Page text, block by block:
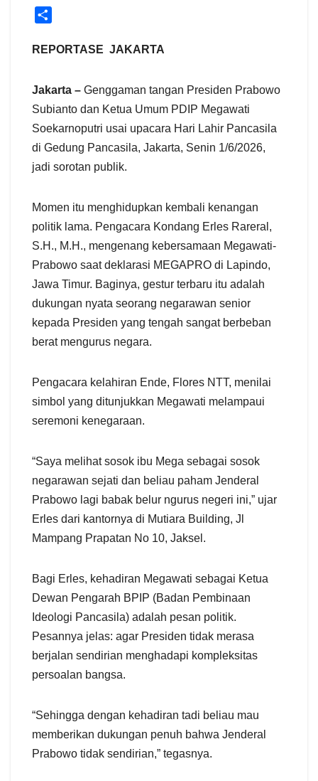
a
REPORTASE JAKARTA
Jakarta – Genggaman tangan Presiden Prabowo
Subianto dan Ketua Umum PDIP Megawati
Soekarnoputri usai upacara Hari Lahir Pancasila
di Gedung Pancasila, Jakarta, Senin 1/6/2026,
jadi sorotan publik.
Momen itu menghidupkan kembali kenangan
politik lama. Pengacara Kondang Erles Rareral,
S.H., M.H., mengenang kebersamaan Megawati-
Prabowo saat deklarasi MEGAPRO di Lapindo,
Jawa Timur. Baginya, gestur terbaru itu adalah
dukungan nyata seorang negarawan senior
kepada Presiden yang tengah sangat berbeban
berat mengurus negara.
Pengacara kelahiran Ende, Flores NTT, menilai
simbol yang ditunjukkan Megawati melampaui
seremoni kenegaraan.
“Saya melihat sosok ibu Mega sebagai sosok
negarawan sejati dan beliau paham Jenderal
Prabowo lagi babak belur ngurus negeri ini,” ujar
Erles dari kantornya di Mutiara Building, Jl
Mampang Prapatan No 10, Jaksel.
Bagi Erles, kehadiran Megawati sebagai Ketua
Dewan Pengarah BPIP (Badan Pembinaan
Ideologi Pancasila) adalah pesan politik.
Pesannya jelas: agar Presiden tidak merasa
berjalan sendirian menghadapi kompleksitas
persoalan bangsa.
“Sehingga dengan kehadiran tadi beliau mau
memberikan dukungan penuh bahwa Jenderal
Prabowo tidak sendirian,” tegasnya.